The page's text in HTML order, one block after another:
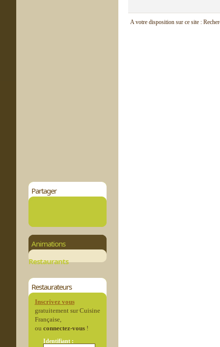
Partager
Animations
Restaurants
Restaurateurs
Inscrivez vous
gratuitement sur Cuisine
Française,
ou connectez-vous!
Identifiant :
A votre disposition sur ce site :